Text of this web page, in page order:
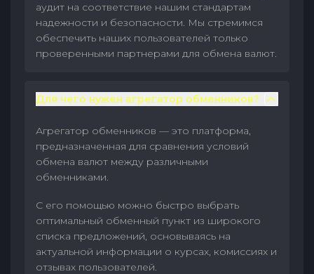
аудит на соответствие нашим стандартам
надежности и безопасности. Мы стремимся
обеспечить наших пользователей только
проверенными партнерами для обмена валют.
Для чего нужен агрегатор обменников?
Агрегатор обменников — это платформа,
предназначенная для сравнения условий
обмена валют между различными
обменниками.
С его помощью можно быстро выбрать
оптимальный обменный пункт из широкого
списка предложений, основываясь на
актуальной информации о курсах, комиссиях и
отзывах пользователей.